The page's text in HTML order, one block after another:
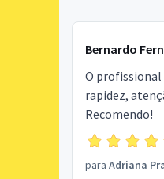
Bernardo
O profissional
rapidez,
Recomendo!
para Adriana